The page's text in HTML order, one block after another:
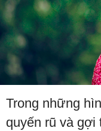
Trong những
quyến rũ và gợi